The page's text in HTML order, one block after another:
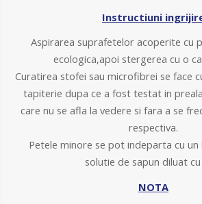
Instructiuni
Aspirarea suprafetelor acoperite cu
ecologica,apoi stergerea cu o
Curatirea stofei sau microfibrei se face
tapiterie dupa ce a fost testat in
care nu se afla la vedere si fara a se
respectiva.
Petele minore se pot indeparta cu
solutie de sapun diluat
NOTA